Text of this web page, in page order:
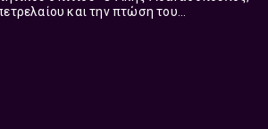
και την πτώση του